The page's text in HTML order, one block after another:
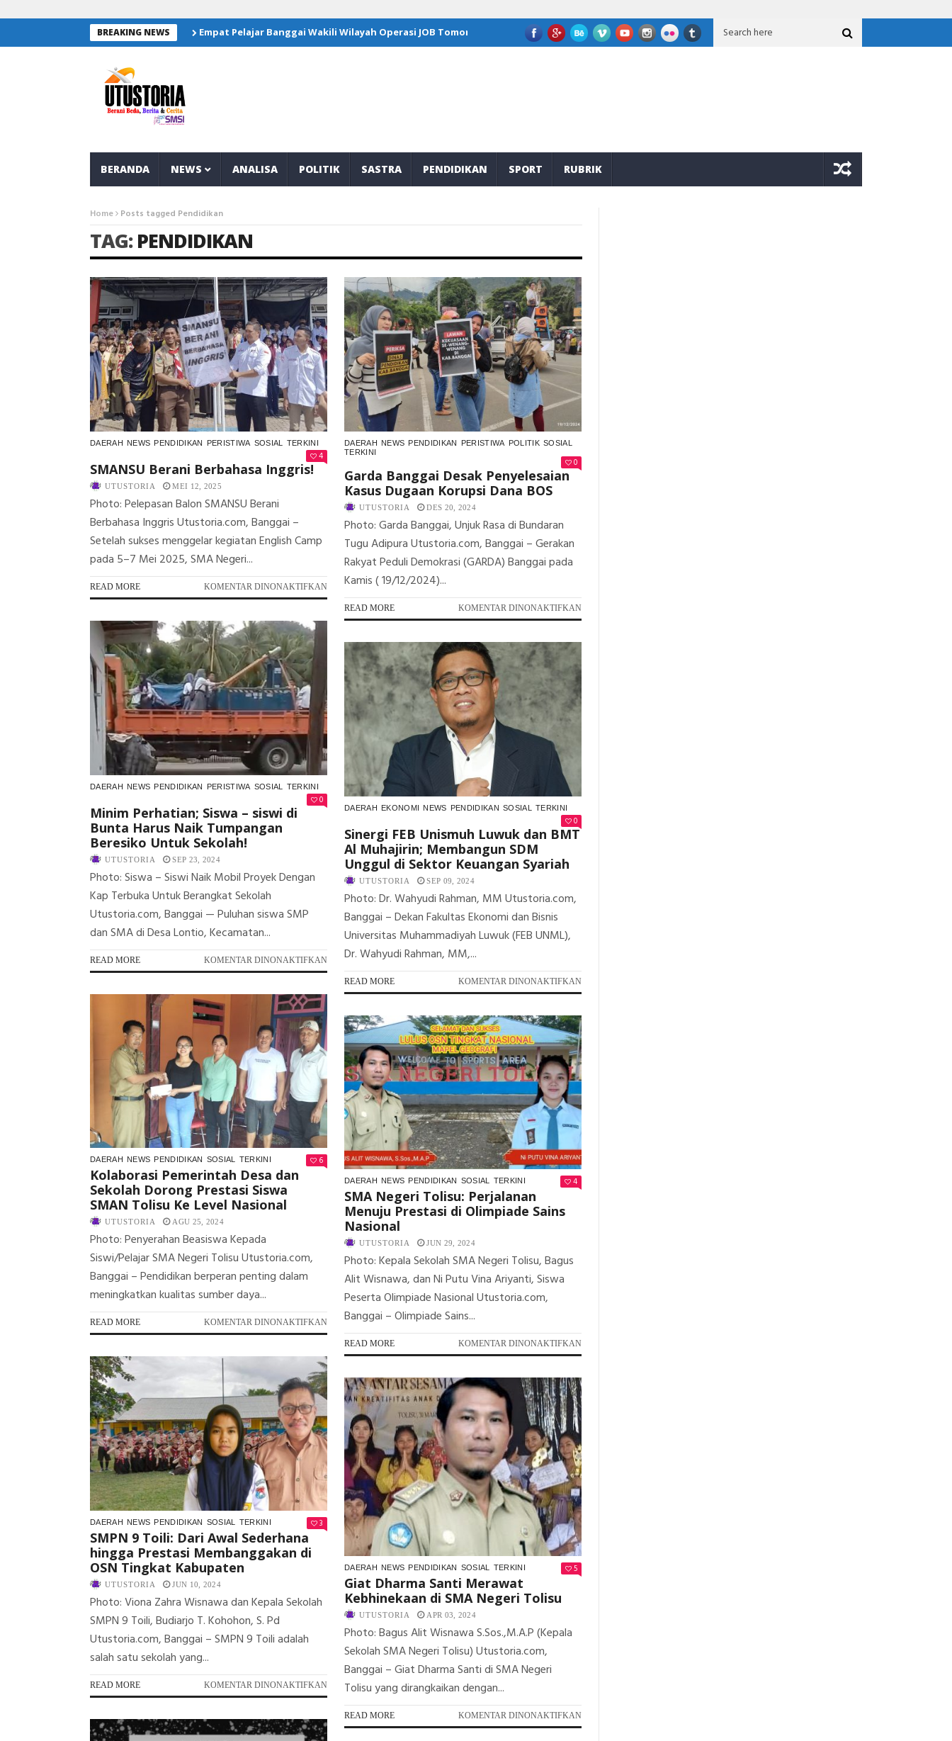
BREAKING NEWSEmpat Pelajar Banggai Wakili Wilayah Operasi JOB Tomori di Program Kepemimpinan Nasional GFLN 2026 JOB Tomori Salurkan Bantuan Untuk Korban Gempa Sigi
BERANDA NEWS ANALISA POLITIK SASTRA PENDIDIKAN SPORT RUBRIK
Home Posts tagged Pendidikan
TAG:PENDIDIKAN
DAERAH NEWS PENDIDIKAN PERISTIWA SOSIAL TERKINI
4
SMANSU Berani Berbahasa Inggris!
UTUSTORIA MEI 12, 2025
Photo: Pelepasan Balon SMANSU Berani
Berbahasa Inggris Utustoria.com, Banggai –
Setelah sukses menggelar kegiatan English Camp
pada 5–7 Mei 2025, SMA Negeri...
READ MORE KOMENTAR DINONAKTIFKANPADA
SMANSU
BERANI
DAERAH NEWS PENDIDIKAN PERISTIWA POLITIK SOSIAL
TERKINI
0
Garda Banggai Desak Penyelesaian
Kasus Dugaan Korupsi Dana BOS
UTUSTORIA DES 20, 2024
Photo: Garda Banggai, Unjuk Rasa di Bundaran
Tugu Adipura Utustoria.com, Banggai – Gerakan
Rakyat Peduli Demokrasi (GARDA) Banggai pada
Kamis ( 19/12/2024)...
READ MORE KOMENTAR DINONAKTIFKANPADA
GARDA
KORUPSI
DAERAH NEWS PENDIDIKAN PERISTIWA SOSIAL TERKINI
0
Minim Perhatian; Siswa – siswi di
Bunta Harus Naik Tumpangan
Beresiko Untuk Sekolah!
UTUSTORIA SEP 23, 2024
Photo: Siswa – Siswi Naik Mobil Proyek Dengan
Kap Terbuka Untuk Berangkat Sekolah
Utustoria.com, Banggai — Puluhan siswa SMP
dan SMA di Desa Lontio, Kecamatan...
READ MORE KOMENTAR DINONAKTIFKANPADA
MINIM
PERHATIAN;
–
SISWI
BUNTA
HARUS
NAIK
TUMPANGAN
BERESIKO
UNTUK
SEKOLAH!
DAERAH EKONOMI NEWS PENDIDIKAN SOSIAL TERKINI
0
Sinergi FEB Unismuh Luwuk dan BMT
Al Muhajirin; Membangun SDM
Unggul di Sektor Keuangan Syariah
UTUSTORIA SEP 09, 2024
Photo: Dr. Wahyudi Rahman, MM Utustoria.com,
Banggai – Dekan Fakultas Ekonomi dan Bisnis
Universitas Muhammadiyah Luwuk (FEB UNML),
Dr. Wahyudi Rahman, MM,...
READ MORE KOMENTAR DINONAKTIFKANPADA
SINERGI
UNISMUH
LUWUK
DAN
BMT
AL
SEKTOR
KEUANGAN
DAERAH NEWS PENDIDIKAN SOSIAL TERKINI 6
Kolaborasi Pemerintah Desa dan
Sekolah Dorong Prestasi Siswa
SMAN Tolisu Ke Level Nasional
UTUSTORIA AGU 25, 2024
Photo: Penyerahan Beasiswa Kepada
Siswi/Pelajar SMA Negeri Tolisu Utustoria.com,
Banggai – Pendidikan berperan penting dalam
meningkatkan kualitas sumber daya...
READ MORE KOMENTAR DINONAKTIFKANPADA
KOLABORASI
PEMERINTAH
DESA
DAN
SEKOLAH
DORONG
PRESTASI
SISWA
SMAN
TOLISU
KE
LEVEL
NASIONAL
DAERAH NEWS PENDIDIKAN SOSIAL TERKINI 4
SMA Negeri Tolisu: Perjalanan
Menuju Prestasi di Olimpiade Sains
Nasional
UTUSTORIA JUN 29, 2024
Photo: Kepala Sekolah SMA Negeri Tolisu, Bagus
Alit Wisnawa, dan Ni Putu Vina Ariyanti, Siswa
Peserta Olimpiade Nasional Utustoria.com,
Banggai – Olimpiade Sains...
READ MORE KOMENTAR DINONAKTIFKANPADA
SMA
TOLISU:
PERJALANAN
MENUJU
PRESTASI
OLIMPIADE
SAINS
NASIONAL
DAERAH NEWS PENDIDIKAN SOSIAL TERKINI 3
SMPN 9 Toili: Dari Awal Sederhana
hingga Prestasi Membanggakan di
OSN Tingkat Kabupaten
UTUSTORIA JUN 10, 2024
Photo: Viona Zahra Wisnawa dan Kepala Sekolah
SMPN 9 Toili, Budiarjo T. Kohohon, S. Pd
Utustoria.com, Banggai – SMPN 9 Toili adalah
salah satu sekolah yang...
READ MORE KOMENTAR DINONAKTIFKANPADA
SMPN
TOILI:
DAERAH NEWS PENDIDIKAN SOSIAL TERKINI 5
Giat Dharma Santi Merawat
Kebhinekaan di SMA Negeri Tolisu
UTUSTORIA APR 03, 2024
Photo: Bagus Alit Wisnawa S.Sos.,M.A.P (Kepala
Sekolah SMA Negeri Tolisu) Utustoria.com,
Banggai – Giat Dharma Santi di SMA Negeri
Tolisu yang dirangkaikan dengan...
READ MORE KOMENTAR DINONAKTIFKANPADA
GIAT